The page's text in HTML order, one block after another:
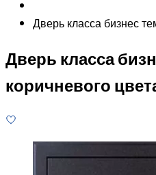
Дверь класса бизнес
Дверь класса
коричневого